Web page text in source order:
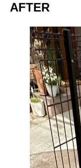
AFTER